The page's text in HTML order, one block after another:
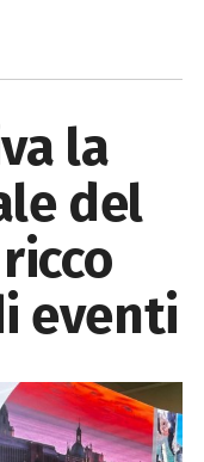
la
del
eventi